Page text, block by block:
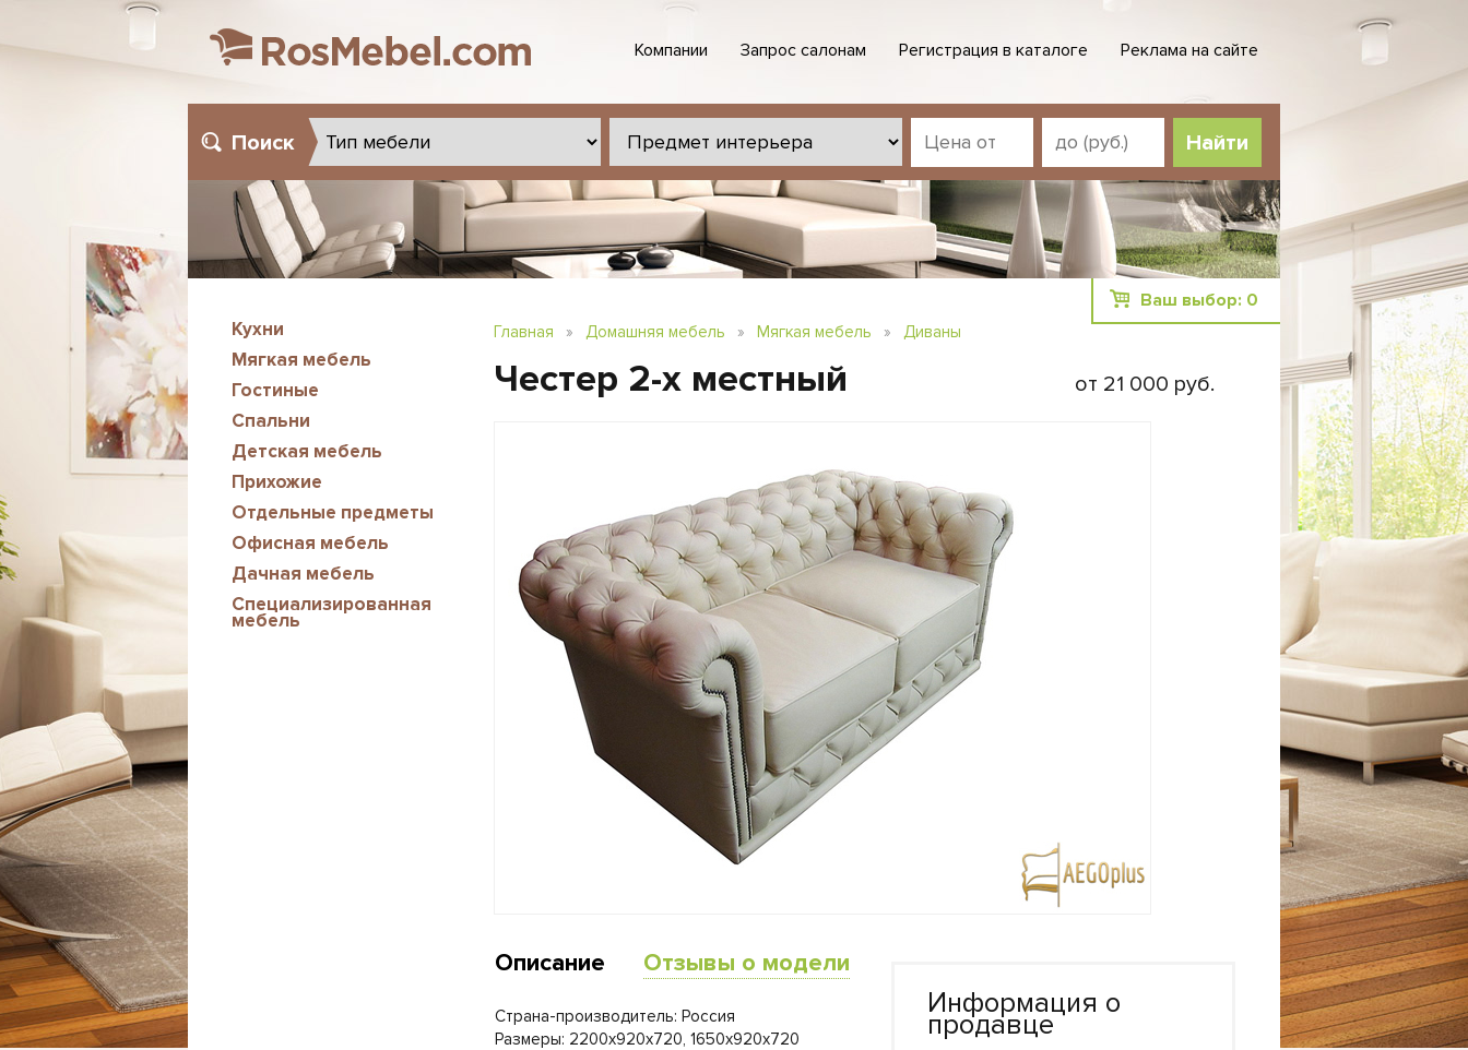
Компании Запрос салонам Регистрация в каталоге Реклама на сайте
Поиск
Кухни
Мягкая мебель
Гостиные
Спальни
Детская мебель
Прихожие
Отдельные предметы
Офисная мебель
Дачная мебель
Специализированная
мебель
Ваш выбор: 0
Главная » Домашняя мебель » Мягкая мебель » Диваны
Честер 2-х местный от 21 000 руб.
Описание Отзывы о модели
Информация о
продавце
Страна-производитель: Россия
Размеры: 2200х920х720, 1650х920х720